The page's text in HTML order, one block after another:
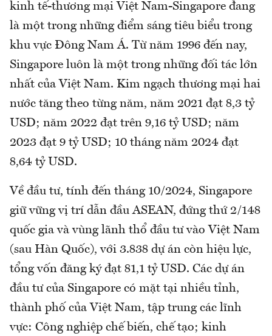
kinh tế-thương mại Việt Nam-Singapore đang
là một trong những điểm sáng tiêu biểu trong
khu vực Đông Nam Á. Từ năm 1996 đến nay,
Singapore luôn là một trong những đối tác lớn
nhất của Việt Nam. Kim ngạch thương mại hai
nước tăng theo từng năm, năm 2021 đạt 8,3 tỷ
USD; năm 2022 đạt trên 9,16 tỷ USD; năm
2023 đạt 9 tỷ USD; 10 tháng năm 2024 đạt
8,64 tỷ USD.
Về đầu tư, tính đến tháng 10/2024, Singapore
giữ vững vị trí dẫn đầu ASEAN, đứng thứ 2/148
quốc gia và vùng lãnh thổ đầu tư vào Việt Nam
(sau Hàn Quốc), với 3.838 dự án còn hiệu lực,
tổng vốn đăng ký đạt 81,1 tỷ USD. Các dự án
đầu tư của Singapore có mặt tại nhiều tỉnh,
thành phố của Việt Nam, tập trung các lĩnh
vực: Công nghiệp chế biến, chế tạo; kinh